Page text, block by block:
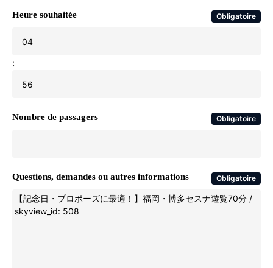
Heure souhaitée Obligatoire
:
Nombre de passagers Obligatoire
Questions, demandes ou autres informations Obligatoire